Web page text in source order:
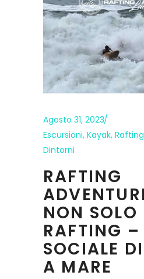
Agosto 31, 2023
Escursioni, Kayak, Rafting
Dintorni
RAFTING
NON SOLO
RAFTING
SOCIALE
A MARE